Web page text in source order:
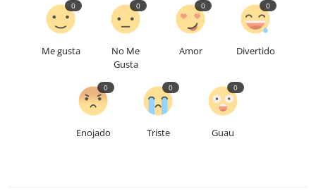
Me gusta
0
No Me
Gusta
0
Amor
0
Divertido
0
Enojado
0
Triste
0
Guau
0